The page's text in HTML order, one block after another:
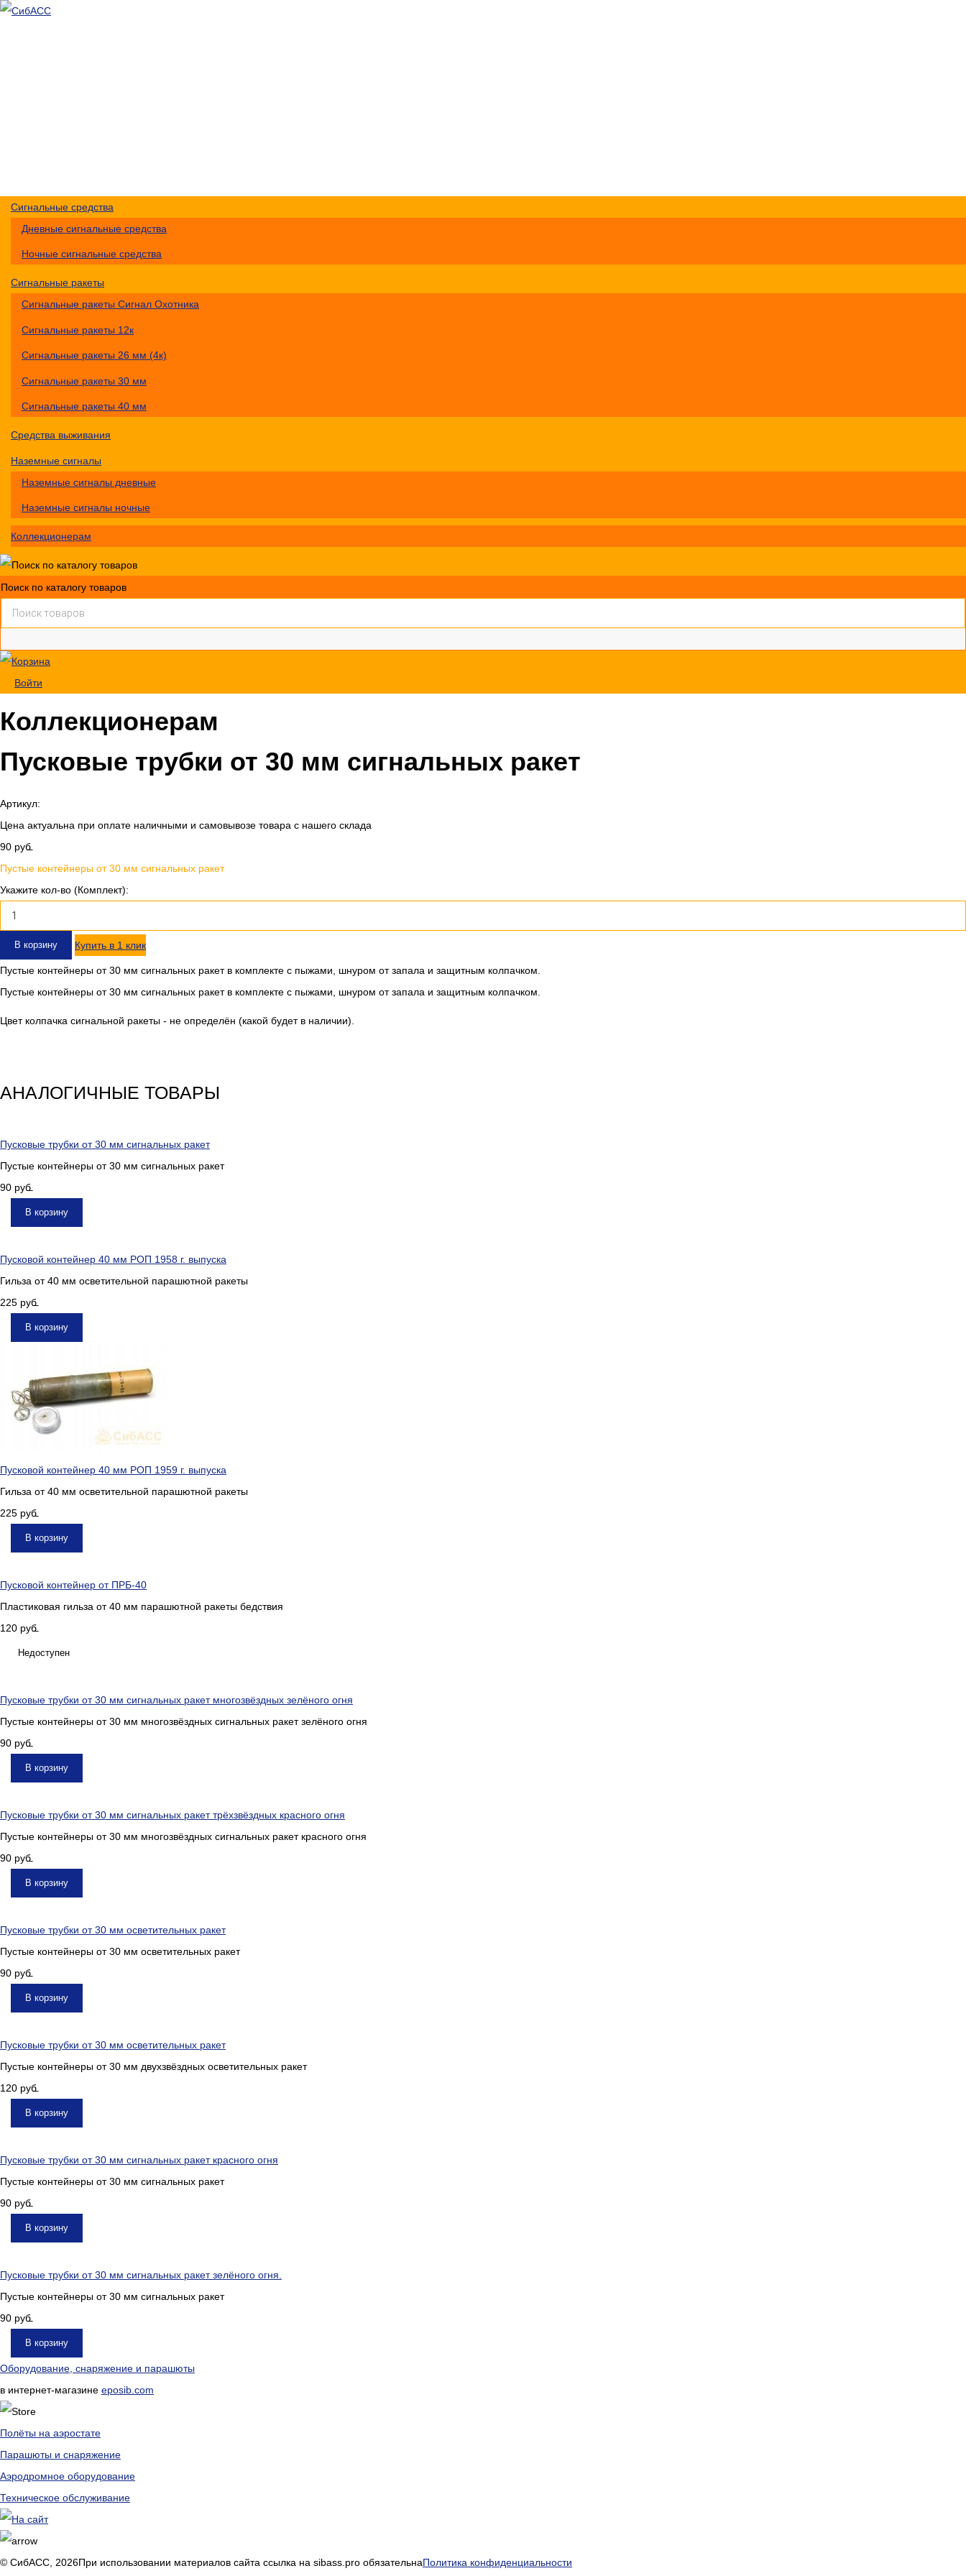
Сигнальные средства
Дневные сигнальные средства
Ночные сигнальные средства
Сигнальные ракеты
Сигнальные ракеты Сигнал Охотника
Сигнальные ракеты 12к
Сигнальные ракеты 26 мм (4к)
Сигнальные ракеты 30 мм
Сигнальные ракеты 40 мм
Средства выживания
Наземные сигналы
Наземные сигналы дневные
Наземные сигналы ночные
Коллекционерам
Поиск по каталогу товаров
Войти
Коллекционерам
Пусковые трубки от 30 мм сигнальных ракет
Артикул:
Цена актуальна при оплате наличными и самовывозе товара с нашего склада
90 руб.
Пустые контейнеры от 30 мм сигнальных ракет
Укажите кол-во (Комплект):
В корзину Купить в 1 клик
Пустые контейнеры от 30 мм сигнальных ракет в комплекте с пыжами, шнуром от запала и защитным колпачком.
Пустые контейнеры от 30 мм сигнальных ракет в комплекте с пыжами, шнуром от запала и защитным колпачком.
Цвет колпачка сигнальной ракеты - не определён (какой будет в наличии).
АНАЛОГИЧНЫЕ ТОВАРЫ
Пусковые трубки от 30 мм сигнальных ракет
Пустые контейнеры от 30 мм сигнальных ракет
90 руб.
В корзину
Пусковой контейнер 40 мм РОП 1958 г. выпуска
Гильза от 40 мм осветительной парашютной ракеты
225 руб.
В корзину
Пусковой контейнер 40 мм РОП 1959 г. выпуска
Гильза от 40 мм осветительной парашютной ракеты
225 руб.
В корзину
Пусковой контейнер от ПРБ-40
Пластиковая гильза от 40 мм парашютной ракеты бедствия
120 руб.
Недоступен
Пусковые трубки от 30 мм сигнальных ракет многозвёздных зелёного огня
Пустые контейнеры от 30 мм многозвёздных сигнальных ракет зелёного огня
90 руб.
В корзину
Пусковые трубки от 30 мм сигнальных ракет трёхзвёздных красного огня
Пустые контейнеры от 30 мм многозвёздных сигнальных ракет красного огня
90 руб.
В корзину
Пусковые трубки от 30 мм осветительных ракет
Пустые контейнеры от 30 мм осветительных ракет
90 руб.
В корзину
Пусковые трубки от 30 мм осветительных ракет
Пустые контейнеры от 30 мм двухзвёздных осветительных ракет
120 руб.
В корзину
Пусковые трубки от 30 мм сигнальных ракет красного огня
Пустые контейнеры от 30 мм сигнальных ракет
90 руб.
В корзину
Пусковые трубки от 30 мм сигнальных ракет зелёного огня.
Пустые контейнеры от 30 мм сигнальных ракет
90 руб.
В корзину
Оборудование, снаряжение и парашюты
в интернет-магазине eposib.com
Полёты на аэростате
Парашюты и снаряжение
Аэродромное оборудование
Техническое обслуживание
© СибАСС, 2026При использовании материалов сайта ссылка на sibass.pro обязательнаПолитика конфиденциальности